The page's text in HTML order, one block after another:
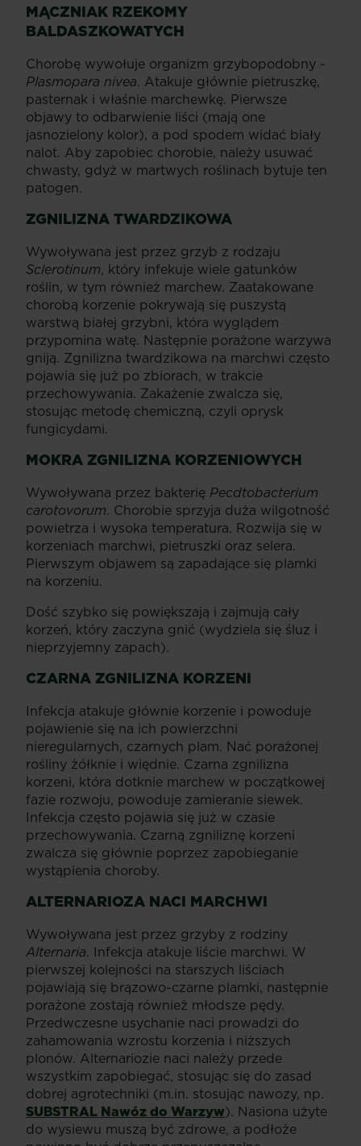
MĄCZNIAK RZEKOMY
BALDASZKOWATYCH
Chorobę wywołuje organizm grzybopodobny -
Plasmopara nivea. Atakuje głównie pietruszkę,
pasternak i właśnie marchewkę. Pierwsze
objawy to odbarwienie liści (mają one
jasnozielony kolor), a pod spodem widać biały
nalot. Aby zapobiec chorobie, należy usuwać
chwasty, gdyż w martwych roślinach bytuje ten
patogen.
ZGNILIZNA TWARDZIKOWA
Wywoływana jest przez grzyb z rodzaju
Sclerotinum, który infekuje wiele gatunków
roślin, w tym również marchew. Zaatakowane
chorobą korzenie pokrywają się puszystą
warstwą białej grzybni, która wyglądem
przypomina watę. Następnie porażone warzywa
gniją. Zgnilizna twardzikowa na marchwi często
pojawia się już po zbiorach, w trakcie
przechowywania. Zakażenie zwalcza się,
stosując metodę chemiczną, czyli oprysk
fungicydami.
MOKRA ZGNILIZNA KORZENIOWYCH
Wywoływana przez bakterię Pecdtobacterium
carotovorum. Chorobie sprzyja duża wilgotność
powietrza i wysoka temperatura. Rozwija się w
korzeniach marchwi, pietruszki oraz selera.
Pierwszym objawem są zapadające się plamki
na korzeniu.
Dość szybko się powiększają i zajmują cały
korzeń, który zaczyna gnić (wydziela się śluz i
nieprzyjemny zapach).
CZARNA ZGNILIZNA KORZENI
Infekcja atakuje głównie korzenie i powoduje
pojawienie się na ich powierzchni
nieregularnych, czarnych plam. Nać porażonej
rośliny żółknie i więdnie. Czarna zgnilizna
korzeni, która dotknie marchew w początkowej
fazie rozwoju, powoduje zamieranie siewek.
Infekcja często pojawia się już w czasie
przechowywania. Czarną zgniliznę korzeni
zwalcza się głównie poprzez zapobieganie
wystąpienia choroby.
ALTERNARIOZA NACI MARCHWI
Wywoływana jest przez grzyby z rodziny
Alternaria. Infekcja atakuje liście marchwi. W
pierwszej kolejności na starszych liściach
pojawiają się brązowo-czarne plamki, następnie
porażone zostają również młodsze pędy.
Przedwczesne usychanie naci prowadzi do
zahamowania wzrostu korzenia i niższych
plonów. Alternariozie naci należy przede
wszystkim zapobiegać, stosując się do zasad
dobrej agrotechniki (m.in. stosując nawozy, np.
SUBSTRAL Nawóz do Warzyw). Nasiona użyte
do wysiewu muszą być zdrowe, a podłoże